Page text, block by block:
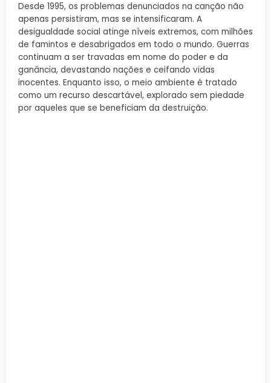
Desde 1995, os problemas denunciados na canção não
apenas persistiram, mas se intensificaram. A
desigualdade social atinge níveis extremos, com milhões
de famintos e desabrigados em todo o mundo. Guerras
continuam a ser travadas em nome do poder e da
ganância, devastando nações e ceifando vidas
inocentes. Enquanto isso, o meio ambiente é tratado
como um recurso descartável, explorado sem piedade
por aqueles que se beneficiam da destruição.